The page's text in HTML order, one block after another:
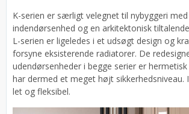
K-serien er særligt velegnet til nybyggeri
indendørsenhed og en arkitektonisk
L-serien er ligeledes i et udsøgt design og
forsyne eksisterende radiatorer. De
udendørsenheder i begge serier er
har dermed et meget højt sikkerhedsniveau.
let og fleksibel.